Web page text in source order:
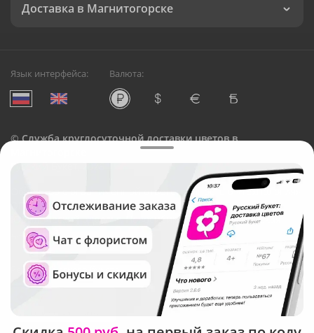
Доставка в Магнитогорске
Язык интерфейса: Валюта:
©Служба круглосуточной доставки цветов в
Русский Букет, 2026
Общество с ограниченной ответственностью «Технология»
ОГРН: 1195476081745, ИНН: 5410081997
Юридический адрес: г. Новосибирск, ул. Ипподромская,
д.42, оф. 3
Рейтинг Русского букета